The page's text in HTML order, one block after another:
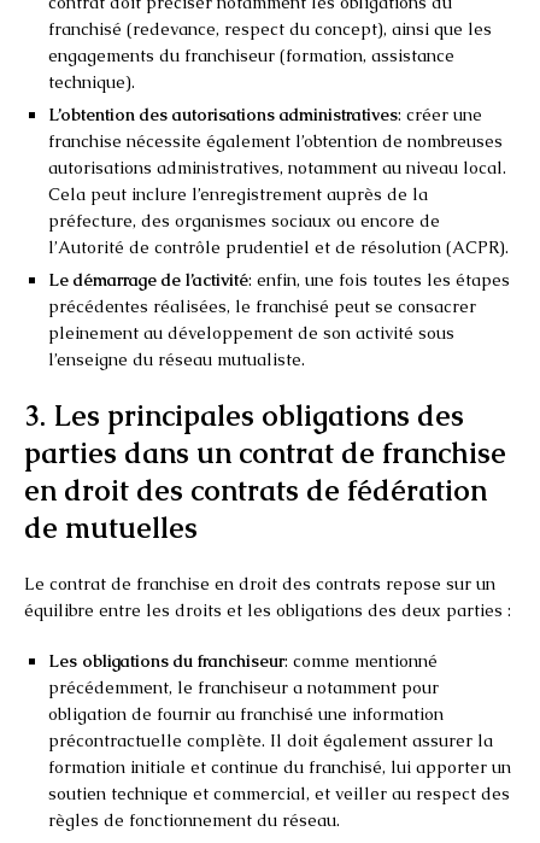
franchisé (redevance, respect du concept), ainsi que les
engagements du franchiseur (formation, assistance
technique).
L’obtention des autorisations administratives: créer une
franchise nécessite également l’obtention de nombreuses
autorisations administratives, notamment au niveau local.
Cela peut inclure l’enregistrement auprès de la
préfecture, des organismes sociaux ou encore de
l’Autorité de contrôle prudentiel et de résolution (ACPR).
Le démarrage de l’activité: enfin, une fois toutes les étapes
précédentes réalisées, le franchisé peut se consacrer
pleinement au développement de son activité sous
l’enseigne du réseau mutualiste.
3. Les principales obligations des
parties dans un contrat de franchise
en droit des contrats de fédération
de mutuelles
Le contrat de franchise en droit des contrats repose sur un
équilibre entre les droits et les obligations des deux parties :
Les obligations du franchiseur: comme mentionné
précédemment, le franchiseur a notamment pour
obligation de fournir au franchisé une information
précontractuelle complète. Il doit également assurer la
formation initiale et continue du franchisé, lui apporter un
soutien technique et commercial, et veiller au respect des
règles de fonctionnement du réseau.